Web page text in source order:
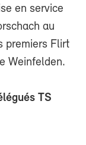
en service
au
premiers Flirt
Weinfelden.
TS